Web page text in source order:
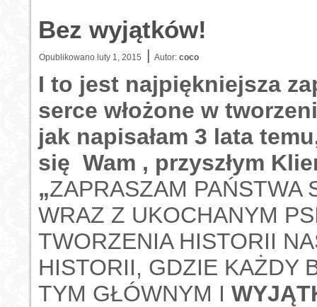
Bez wyjątków!
Opublikowano luty 1, 2015 | Autor: coco
I to jest najpiękniejsza
serce włożone w
jak napisałam 3 lata
się Wam , przyszłym
„ZAPRASZAM PAŃSTWA
WRAZ Z UKOCHANYM
TWORZENIA HISTORII
HISTORII, GDZIE KAŻDY
TYM GŁÓWNYM I